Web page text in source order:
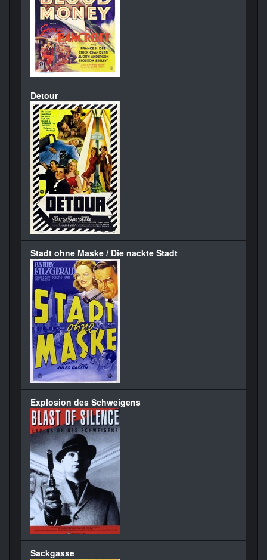
Detour
Stadt ohne Maske / Die nackte Stadt
Explosion des Schweigens
Sackgasse